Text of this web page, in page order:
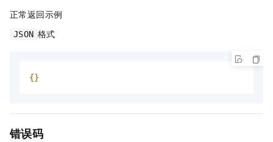
正常返回示例
JSON 格式
{}
错误码